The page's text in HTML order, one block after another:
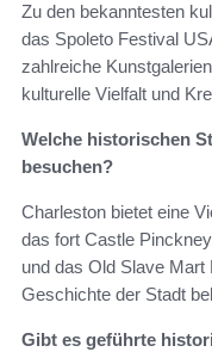
Zu den bekanntesten
das Spoleto Festival
zahlreiche
kulturelle Vielfalt und
Welche historischen
besuchen?
Charleston bietet eine
das fort Castle
und das Old Slave
Geschichte der Stadt
Gibt es geführte